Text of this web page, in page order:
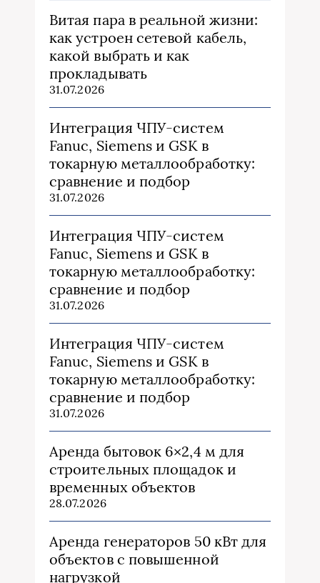
Витая пара в реальной жизни:
как устроен сетевой кабель,
какой выбрать и как
прокладывать
31.07.2026
Интеграция ЧПУ-систем
Fanuc, Siemens и GSK в
токарную металлообработку:
сравнение и подбор
31.07.2026
Интеграция ЧПУ-систем
Fanuc, Siemens и GSK в
токарную металлообработку:
сравнение и подбор
31.07.2026
Интеграция ЧПУ-систем
Fanuc, Siemens и GSK в
токарную металлообработку:
сравнение и подбор
31.07.2026
Аренда бытовок 6×2,4 м для
строительных площадок и
временных объектов
28.07.2026
Аренда генераторов 50 кВт для
объектов с повышенной
нагрузкой